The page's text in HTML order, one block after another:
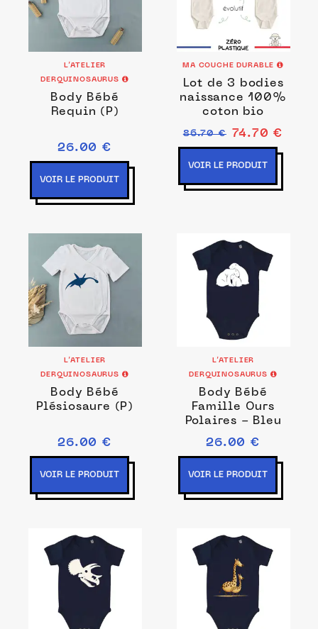
L’ATELIER
DERQUINOSAURUS
Body Bébé
Requin (P)
26.00 €
VOIR LE PRODUIT
MA COUCHE DURABLE
Lot de 3 bodies
naissance 100%
coton bio
86.70 € 74.70 €
VOIR LE PRODUIT
L’ATELIER
DERQUINOSAURUS
Body Bébé
Plésiosaure (P)
26.00 €
VOIR LE PRODUIT
L’ATELIER
DERQUINOSAURUS
Body Bébé
Famille Ours
Polaires - Bleu
26.00 €
VOIR LE PRODUIT